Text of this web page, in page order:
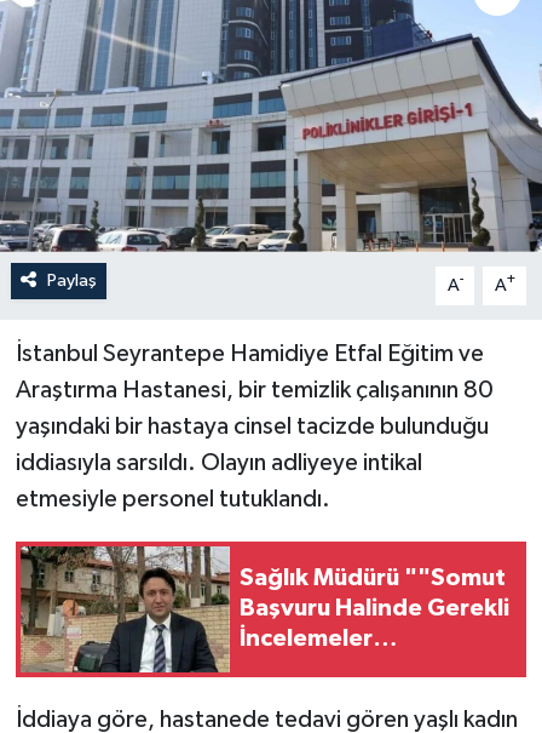
Paylaş A- A+
İstanbul Seyrantepe Hamidiye Etfal Eğitim ve
Araştırma Hastanesi, bir temizlik çalışanının 80
yaşındaki bir hastaya cinsel tacizde bulunduğu
iddiasıyla sarsıldı. Olayın adliyeye intikal
etmesiyle personel tutuklandı.
Sağlık Müdürü ""Somut
Başvuru Halinde Gerekli
İncelemeler
İddiaya göre, hastanede tedavi gören yaşlı kadın